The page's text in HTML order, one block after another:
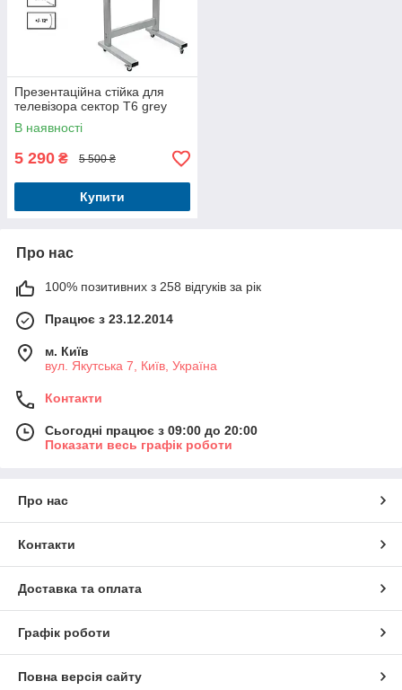
Презентаційна стійка для
телевізора сектор T6 grey
В наявності
5 290 ₴ 5 500 ₴
Купити
Про нас
100% позитивних з 258 відгуків за рік
Працює з 23.12.2014
м. Київ
вул. Якутська 7, Київ, Україна
Контакти
Сьогодні працює з 09:00 до 20:00
Показати весь графік роботи
Про нас
Контакти
Доставка та оплата
Графік роботи
Повна версія сайту